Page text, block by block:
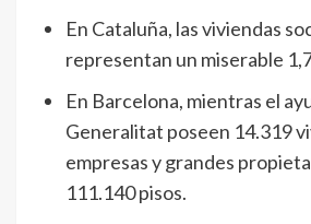
En Cataluña, las viviendas
representan un miserable
En Barcelona, ​​mientras el
Generalitat poseen 14.319
empresas y grandes
111.140 pisos.